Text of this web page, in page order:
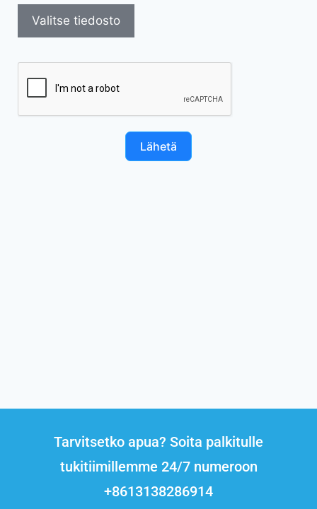
Valitse tiedosto
Lähetä
Tarvitsetko apua? Soita palkitulle
tukitiimillemme 24/7 numeroon
+8613138286914